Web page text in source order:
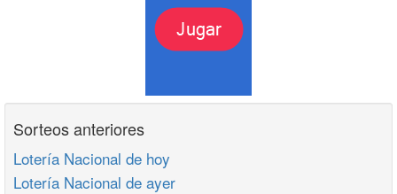
Sorteos anteriores
Lotería Nacional de hoy
Lotería Nacional de ayer